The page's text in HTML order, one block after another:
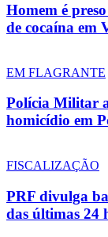
Homem é
de cocaína em
EM FLAGRANTE
Polícia Militar
homicídio em
FISCALIZAÇÃO
PRF divulga
das últimas 24